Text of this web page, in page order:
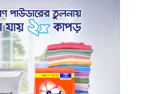
প্রদানকারীর সুরক্ষায় বিধিমালা
প্রণয়ন
খামেনি হত্যার প্রতিশোধ
নেওয়ার ঘোষণা ইরানের
রেভোল্যুশনারি গার্ডের